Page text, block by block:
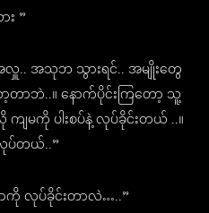
”
အလှူ.. အသုဘ သွားရင်.. အမျိုးတွေ
ာဘဲ..။ နောက်ပိုင်းကြတော့ သူ့
ျမကို ပါးစပ်နဲ့ လုပ်ခိုင်းတယ် ..။
တယ်..”
ကို လုပ်ခိုင်းတာလဲ…..”